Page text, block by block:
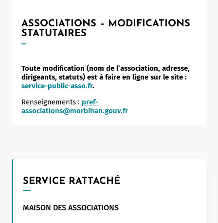
ASSOCIATIONS – MODIFICATIONS
STATUTAIRES
Toute modification (nom de l’association, adresse,
dirigeants, statuts) est à faire en ligne sur le site :
service-public-asso.fr.
Renseignements : pref-
associations@morbihan.gouv.fr
SERVICE RATTACHÉ
MAISON DES ASSOCIATIONS